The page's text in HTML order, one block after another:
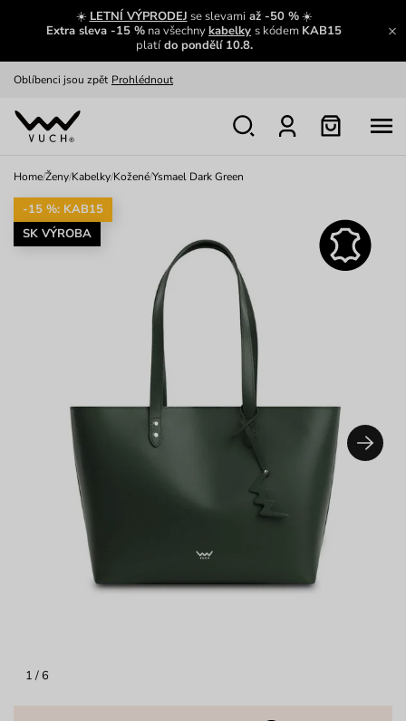
☀️ LETNÍ VÝPRODEJ se slevamiaž -50 %☀️
Extra sleva -15 % na všechnykabelky s kódem KAB15
platído pondělí 10.8.
Zajímavosti ze světa Vuch:
Zobrazit
Oblíbenci jsou zpět Prohlédnout
Nech se inspirovat
Home/Ženy/Kabelky/Kožené/Ysmael Dark Green
1 / 6
-15 %: KAB15
SK VÝROBA